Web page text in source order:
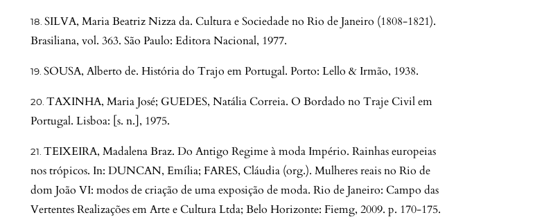
SILVA, Maria Beatriz Nizza da. Cultura e Sociedade no Rio de Janeiro (1808-1821).
Brasiliana, vol. 363. São Paulo: Editora Nacional, 1977.
SOUSA, Alberto de. História do Trajo em Portugal. Porto: Lello & Irmão, 1938.
TAXINHA, Maria José; GUEDES, Natália Correia. O Bordado no Traje Civil em
Portugal. Lisboa: [s. n.], 1975.
TEIXEIRA, Madalena Braz. Do Antigo Regime à moda Império. Rainhas europeias
nos trópicos. In: DUNCAN, Emília; FARES, Cláudia (org.). Mulheres reais no Rio de
dom João VI: modos de criação de uma exposição de moda. Rio de Janeiro: Campo das
Vertentes Realizações em Arte e Cultura Ltda; Belo Horizonte: Fiemg, 2009. p. 170-175.